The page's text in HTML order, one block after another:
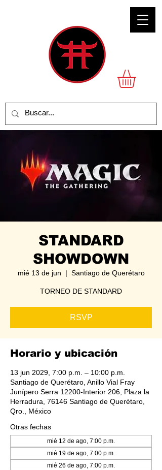
STANDARD
SHOWDOWN
mié 13 de jun
  |
Santiago de Querétaro
TORNEO DE STANDARD
RSVP
Horario y ubicación
13 jun 2029, 7:00 p.m. – 10:00 p.m.
Santiago de Querétaro, Anillo Vial Fray
Junípero Serra 12200-Interior 206, Plaza la
Herradura, 76146 Santiago de Querétaro,
Qro., México
Otras fechas
mié 12 de ago, 7:00 p.m.
mié 19 de ago, 7:00 p.m.
mié 26 de ago, 7:00 p.m.